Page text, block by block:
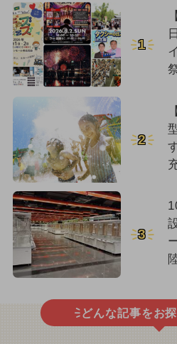
1
2
3
どんな記事をお